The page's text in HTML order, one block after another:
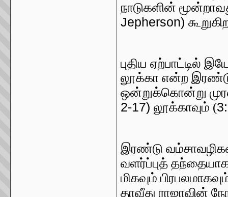
நாடுகளின்
Jepherson)
புதிய ஏற்பாட்டில்
லூக்கா என்ற இரண்டு
ஒன்றுக்கொன்று
2-17) லூக்காவும் (
இரண்டு
வளர்ப்புத்
மிகவும்
தாவீது ராஜாவின்